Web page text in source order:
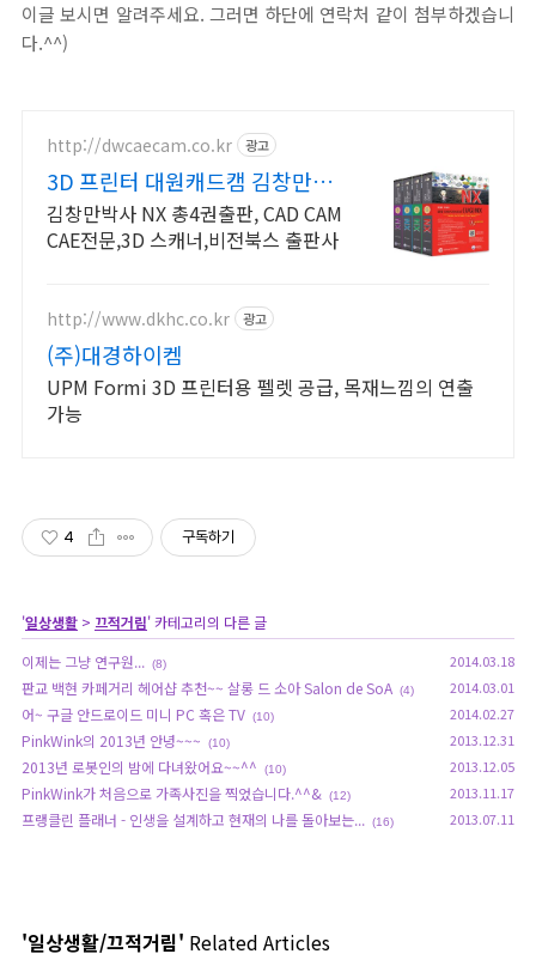
이글 보시면 알려주세요. 그러면 하단에 연락처 같이 첨부하겠습니
다.^^)
http://dwcaecam.co.kr 광고
3D 프린터 대원캐드캠 김창만박
사 NX 총4권출판
김창만박사 NX 총4권출판, CAD CAM
CAE전문,3D 스캐너,비전북스 출판사
http://www.dkhc.co.kr 광고
(주)대경하이켐
UPM Formi 3D 프린터용 펠렛 공급, 목재느낌의 연출
가능
4 구독하기
'일상생활 > 끄적거림' 카테고리의 다른 글
이제는 그냥 연구원... (8) 2014.03.18
판교 백현 카페거리 헤어샵 추천~~ 살롱 드 소아 Salon de SoA (4) 2014.03.01
어~ 구글 안드로이드 미니 PC 혹은 TV (10) 2014.02.27
PinkWink의 2013년 안녕~~~ (10) 2013.12.31
2013년 로봇인의 밤에 다녀왔어요~~^^ (10) 2013.12.05
PinkWink가 처음으로 가족사진을 찍었습니다.^^& (12) 2013.11.17
프랭클린 플래너 - 인생을 설계하고 현재의 나를 돌아보는... (16) 2013.07.11
'일상생활/끄적거림' Related Articles